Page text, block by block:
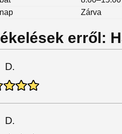
Zárva
erről:
D.
D.